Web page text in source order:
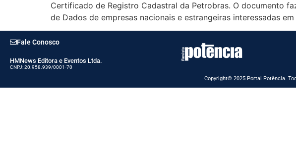
Certificado de Registro Cadastral da Petrobras. O documento
de Dados de empresas nacionais e estrangeiras interessadas
Fale Conosco
HMNews Editora e Eventos Ltda.
CNPJ: 20.958.939/0001-70
Copyright© 2025 Portal Potência.